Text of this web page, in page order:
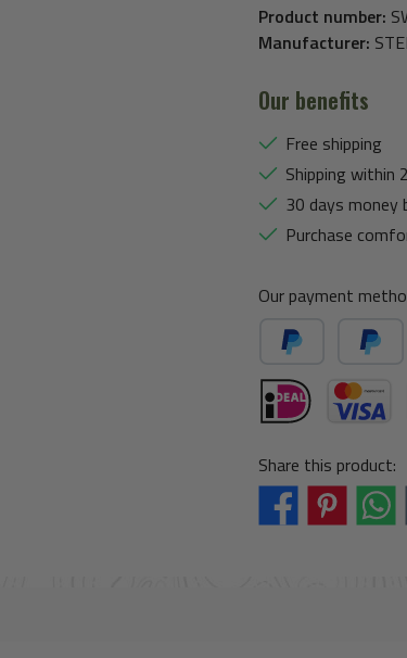
Product number:
Manufacturer:
Our benefits
Free shipping
Shipping within
30 days money
Purchase
Our payment
PayPal Pay Later
Share this product: